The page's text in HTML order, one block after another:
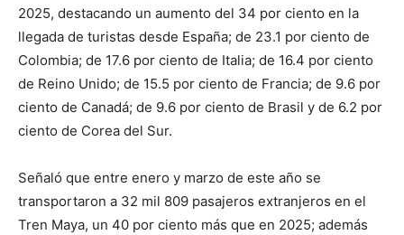
2025, destacando un aumento del 34 por ciento en la
llegada de turistas desde España; de 23.1 por ciento de
Colombia; de 17.6 por ciento de Italia; de 16.4 por ciento
de Reino Unido; de 15.5 por ciento de Francia; de 9.6 por
ciento de Canadá; de 9.6 por ciento de Brasil y de 6.2 por
ciento de Corea del Sur.
Señaló que entre enero y marzo de este año se
transportaron a 32 mil 809 pasajeros extranjeros en el
Tren Maya, un 40 por ciento más que en 2025; además